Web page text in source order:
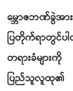
မေ္ဘာဇဘဏ်ခွဲအား
ပြတိုက်ရာတွင်ပ
တရားခံများကို
ပြည်သူလူထု၏